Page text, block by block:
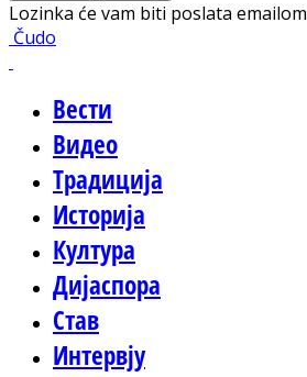
Lozinka će vam biti poslata emailom
Čudo
Вести
Видео
Традиција
Историја
Култура
Дијаспора
Став
Интервју